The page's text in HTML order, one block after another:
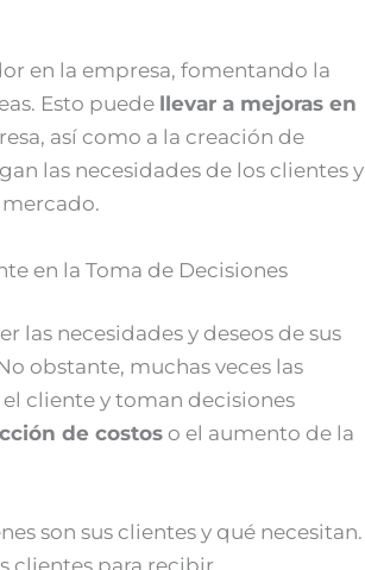
en la empresa, fomentando la
Esto puede llevar a mejoras en
así como a la creación de
las necesidades de los clientes y
en la Toma de Decisiones
las necesidades y deseos de sus
obstante, muchas veces las
cliente y toman decisiones
de costoso el aumento de la
son sus clientes y qué necesitan.